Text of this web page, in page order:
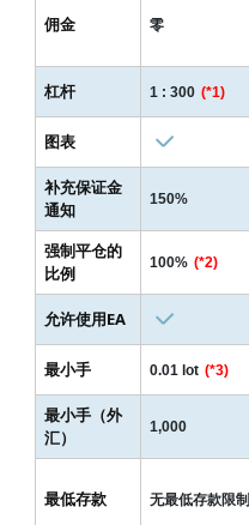
佣金 零
杠杆 1 : 300 (*1)
图表
补充保证金
通知
150%
强制平仓的
比例
100% (*2)
允许使用EA
最小手 0.01 lot (*3)
最小手（外
汇）
1,000
最低存款 无最低存款限制